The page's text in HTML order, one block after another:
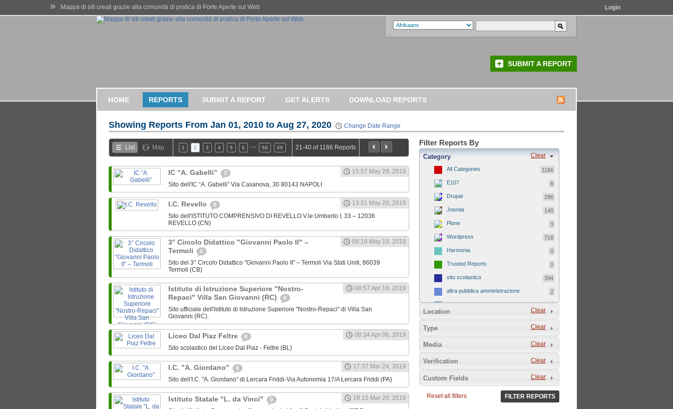
» Mappa di siti creati grazie alla comunità di pratica di Porte Aperte sul Web Login
SUBMIT A REPORT
HOME REPORTS SUBMIT A REPORT GET ALERTS DOWNLOAD REPORTS
Showing Reports From Jan 01, 2010 to Aug 27, 2020 Change Date Range
List Map 1 2 3 4 5 6 58 59 21-40 of 1166 Reports
IC “A. Gabelli” 2
15:57 May 29, 2019
Sito dell'IC “A. Gabelli” Via Casanova, 30 80143 NAPOLI
I.C. Revello 0
13:31 May 20, 2019
Sito dell'ISTITUTO COMPRENSIVO DI REVELLO V.le Umberto I, 33 – 12036
REVELLO (CN)
3° Circolo Didattico "Giovanni Paolo II" –
Termoli
0
09:19 May 19, 2019
Sito del 3° Circolo Didattico "Giovanni Paolo II" – Termoli Via Stati Uniti, 86039
Termoli (CB)
Istituto di Istruzione Superiore "Nostro-
Repaci" Villa San Giovanni (RC)
0
08:57 Apr 19, 2019
Sito ufficiale dell'Istituto di Istruzione Superiore "Nostro-Repaci" di Villa San
Giovanni (RC).
Liceo Dal Piaz Feltre 0
08:34 Apr 06, 2019
Sito scolastico del Liceo Dal Piaz - Feltre (BL)
I.C. "A. Giordano" 0
17:37 Mar 24, 2019
Sito dell'I.C. "A. Giordano" di Lercara Friddi-Via Autonomia 17/A Lercara Friddi (PA)
Istituto Statale "L. da Vinci" 0
19:15 Mar 20, 2019
Filter Reports By
Clear
Category
All Categories 1166
E107 8
Drupal 296
Joomla 140
Plone 3
Wordpress 718
Harmonia 0
Trusted Reports 0
sito scolastico 394
altra pubblica amministrazione 2
sito tematico 8
Clear
Location
Clear
Type
Clear
Media
Clear
Verification
Clear
Custom Fields
Reset all filters FILTER REPORTS